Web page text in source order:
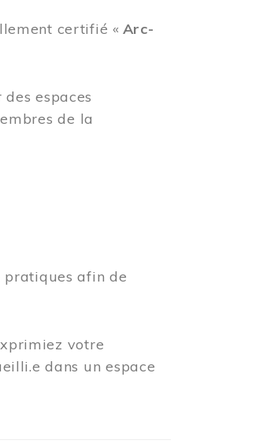
certifié « Arc-
espaces
de la
pratiques afin de
votre
dans un espace